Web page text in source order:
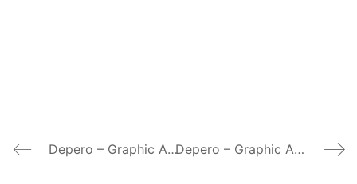
Depero – Graphic Art between Italy & United States – Los Angeles Depero – Graphic Art between Italy & United States